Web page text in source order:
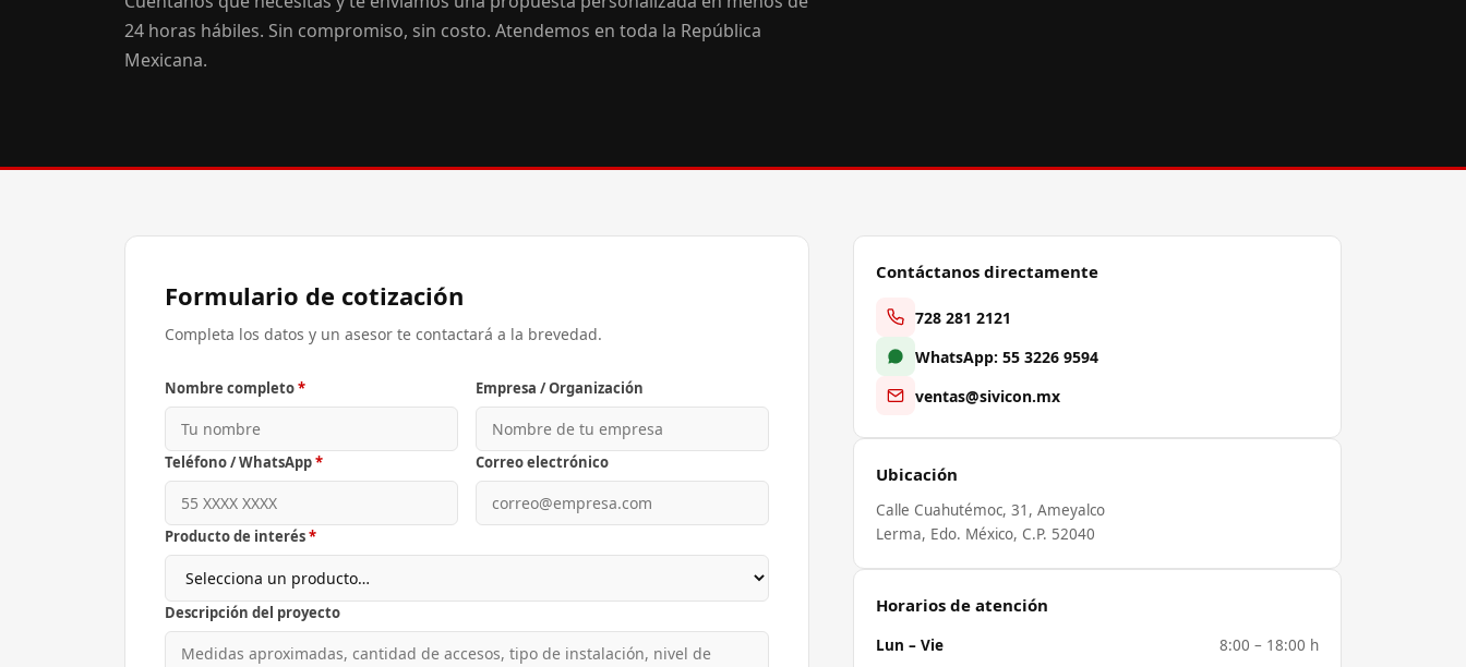
24 horas hábiles. Sin compromiso, sin costo. Atendemos en toda la República
Mexicana.
Formulario de cotización
Completa los datos y un asesor te contactará a la brevedad.
Nombre completo* Empresa / Organización
Teléfono / WhatsApp* Correo electrónico
Producto de interés*
Descripción del proyecto
Contáctanos directamente
728 281 2121
WhatsApp: 55 3226 9594
ventas@sivicon.mx
Ubicación
Calle Cuahutémoc, 31, Ameyalco
Lerma, Edo. México, C.P. 52040
Horarios de atención
Lun – Vie
8:00 – 18:00 h